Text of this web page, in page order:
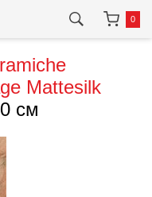
0
Mattesilk
см